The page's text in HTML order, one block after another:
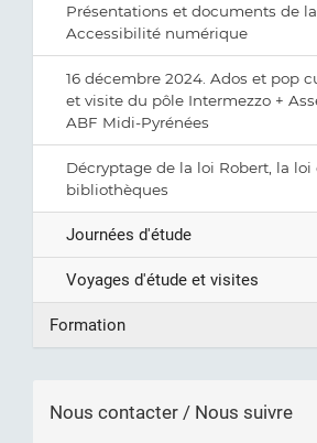
Présentations et documents de
Accessibilité numérique
16 décembre 2024. Ados et pop
et visite du pôle Intermezzo +
ABF Midi-Pyrénées
Décryptage de la loi Robert, la loi
bibliothèques
Journées d'étude
Voyages d'étude et visites
Formation
Nous contacter / Nous suivre